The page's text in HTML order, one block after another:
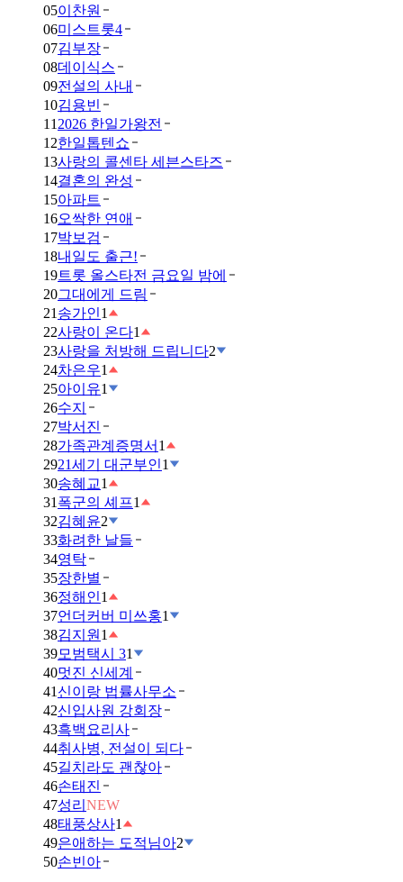
05이찬원
06미스트롯4
07김부장
08데이식스
09전설의 사내
10김용빈
11 2026 한일가왕전
12한일톱텐쇼
13사랑의 콜센타 세븐스타즈
14결혼의 완성
15아파트
16오싹한 연애
17박보검
18내일도 출근!
19트롯 올스타전 금요일 밤에
20그대에게 드림
21 송가인1
22사랑이 온다1
23사랑을 처방해 드립니다2
24차은우1
25아이유1
26수지
27박서진
28가족관계증명서 1
2921세기 대군부인1
30송혜교1
31 폭군의 셰프1
32김혜윤2
33화려한 날들
34영탁
35장한별
36정해인1
37언더커버 미쓰홍1
38김지원 1
39모범택시 31
40멋진 신세계
41 신이랑 법률사무소
42신입사원 강회장
43흑백요리사
44취사병, 전설이 되다
45길치라도 괜찮아
46손태진
47성리 NEW
48태풍상사1
49은애하는 도적님아2
50손빈아